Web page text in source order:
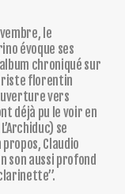
le
évoque ses
chroniqué sur
florentin
vers
déjà pu le voir en
se
Claudio
son aussi profond